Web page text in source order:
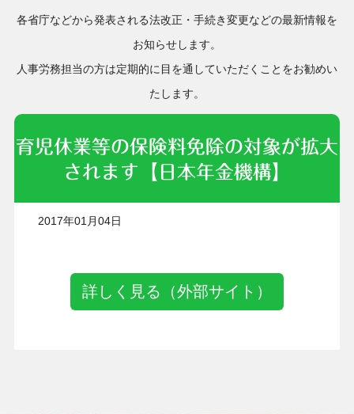
各省庁などから発表される法改正・手続き変更などの最新情報を
お知らせします。
人事労務担当の方は定期的に目を通していただくことをお勧めい
たします。
育児休業等の保険料免除の対象が拡大
されます【日本年金機構】
2017年01月04日
詳しく見る（外部サイト）